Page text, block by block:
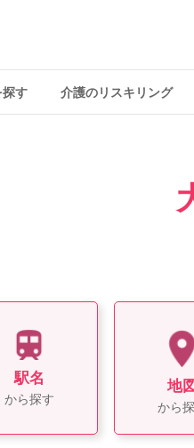
す 介護のリスキリング
駅名
から探す
地図
から